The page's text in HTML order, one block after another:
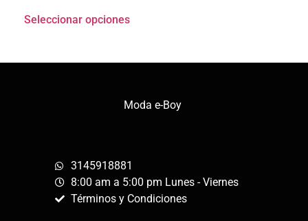
Seleccionar opciones
Moda e-Boy
3145918881
8:00 am a 5:00 pm Lunes - Viernes
Términos y Condiciones